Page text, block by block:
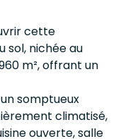
cette
sol, nichée au
m², offrant un
somptueux
climatisé,
ouverte, salle